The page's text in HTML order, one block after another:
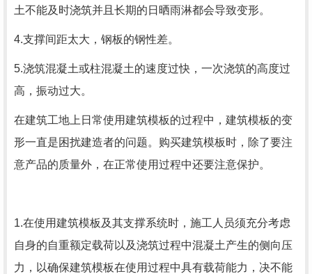
土不能及时浇筑并且长期的日晒雨淋都会导致变形。
4.支撑间距太大，钢板的钢性差。
5.浇筑混凝土或柱混凝土的速度过快，一次浇筑的高度过
高，振动过大。
在建筑工地上日常使用建筑模板的过程中，建筑模板的变
形一直是困扰建造者的问题。购买建筑模板时，除了要注
意产品的质量外，在正常使用过程中还要注意保护。
1.在使用建筑模板及其支撑系统时，施工人员须充分考虑
自身的自重额定载荷以及浇筑过程中混凝土产生的侧向压
力，以确保建筑模板在使用过程中具有载荷能力，决不能